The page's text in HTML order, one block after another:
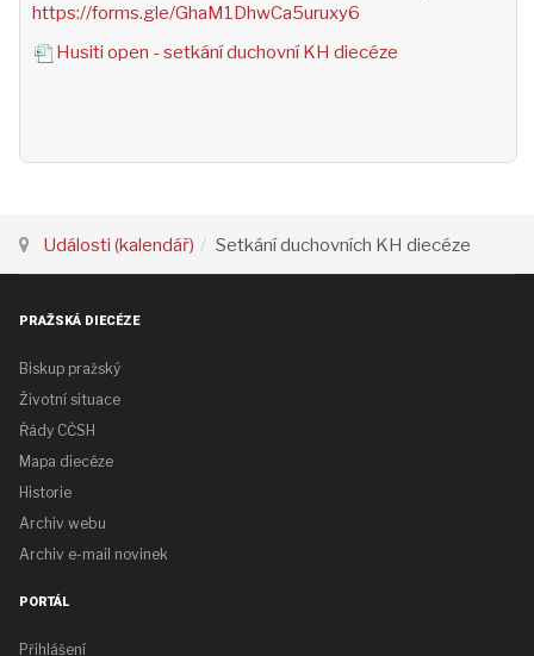
https://forms.gle/GhaM1DhwCa5uruxy6
Husiti open - setkání duchovní KH diecéze
Události (kalendář) Setkání duchovních KH diecéze
PRAŽSKÁ DIECÉZE
Biskup pražský
Životní situace
Řády CČSH
Mapa diecéze
Historie
Archiv webu
Archiv e-mail novinek
PORTÁL
Přihlášení